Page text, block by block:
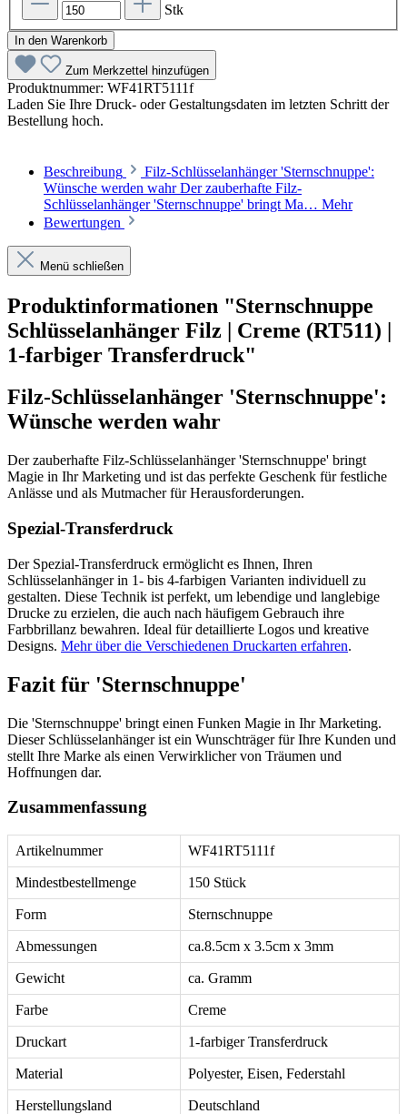
Stk
In den Warenkorb
Zum Merkzettel hinzufügen
Produktnummer: WF41RT5111f
Laden Sie Ihre Druck- oder Gestaltungsdaten im letzten Schritt der
Bestellung hoch.
Beschreibung
Filz-Schlüsselanhänger 'Sternschnuppe':
Wünsche werden wahr Der zauberhafte Filz-
Schlüsselanhänger 'Sternschnuppe' bringt Ma… Mehr
Bewertungen
Menü schließen
Produktinformationen "Sternschnuppe
Schlüsselanhänger Filz | Creme (RT511) |
1-farbiger Transferdruck"
Filz-Schlüsselanhänger 'Sternschnuppe':
Wünsche werden wahr
Der zauberhafte Filz-Schlüsselanhänger 'Sternschnuppe' bringt
Magie in Ihr Marketing und ist das perfekte Geschenk für festliche
Anlässe und als Mutmacher für Herausforderungen.
Spezial-Transferdruck
Der Spezial-Transferdruck ermöglicht es Ihnen, Ihren
Schlüsselanhänger in 1- bis 4-farbigen Varianten individuell zu
gestalten. Diese Technik ist perfekt, um lebendige und langlebige
Drucke zu erzielen, die auch nach häufigem Gebrauch ihre
Farbbrillanz bewahren. Ideal für detaillierte Logos und kreative
Designs. Mehr über die Verschiedenen Druckarten erfahren.
Fazit für 'Sternschnuppe'
Die 'Sternschnuppe' bringt einen Funken Magie in Ihr Marketing.
Dieser Schlüsselanhänger ist ein Wunschträger für Ihre Kunden und
stellt Ihre Marke als einen Verwirklicher von Träumen und
Hoffnungen dar.
Zusammenfassung
Artikelnummer WF41RT5111f
Mindestbestellmenge 150 Stück
Form Sternschnuppe
Abmessungen ca.8.5cm x 3.5cm x 3mm
Gewicht ca. Gramm
Farbe Creme
Druckart 1-farbiger Transferdruck
Material Polyester, Eisen, Federstahl
Herstellungsland Deutschland